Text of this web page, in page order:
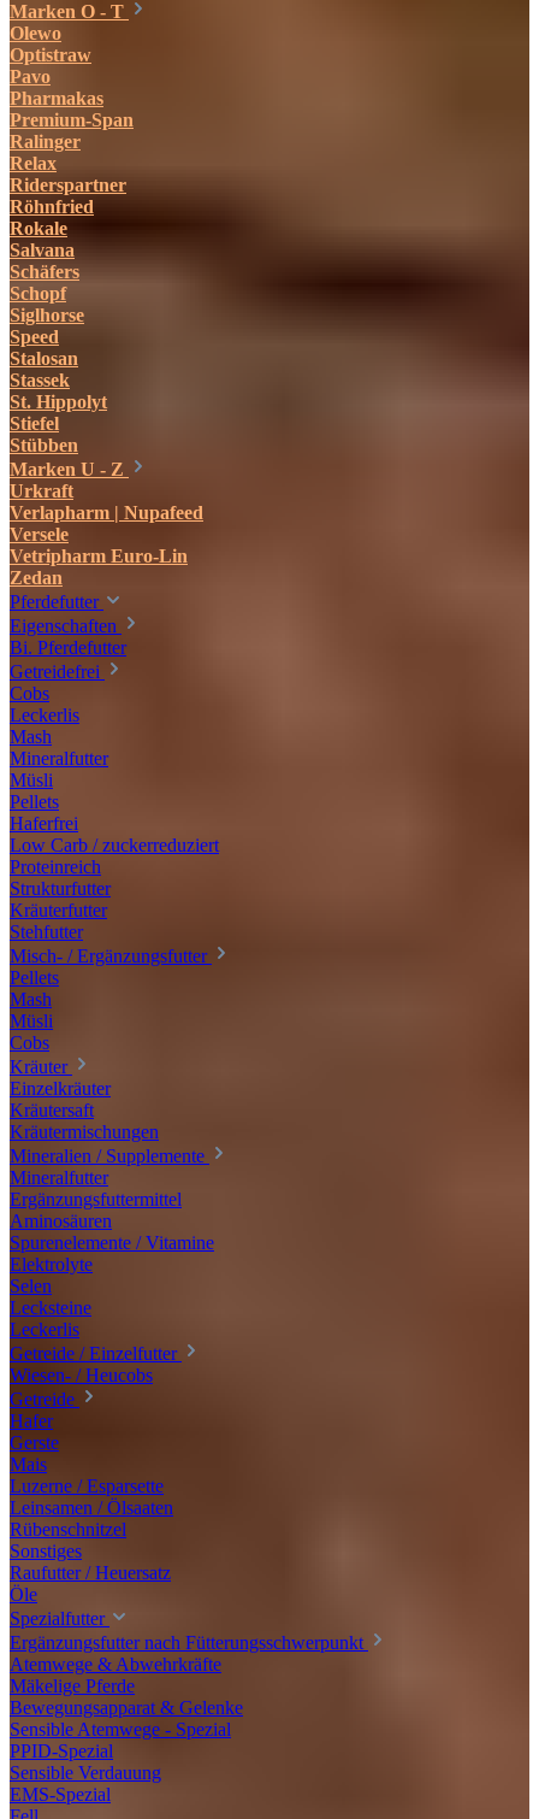
Marken O - T
Olewo
Optistraw
Pavo
Pharmakas
Premium-Span
Ralinger
Relax
Riderspartner
Röhnfried
Rokale
Salvana
Schäfers
Schopf
Siglhorse
Speed
Stalosan
Stassek
St. Hippolyt
Stiefel
Stübben
Marken U - Z
Urkraft
Verlapharm | Nupafeed
Versele
Vetripharm Euro-Lin
Zedan
Pferdefutter
Eigenschaften
Bi. Pferdefutter
Getreidefrei
Cobs
Leckerlis
Mash
Mineralfutter
Müsli
Pellets
Haferfrei
Low Carb / zuckerreduziert
Proteinreich
Strukturfutter
Kräuterfutter
Stehfutter
Misch- / Ergänzungsfutter
Pellets
Mash
Müsli
Cobs
Kräuter
Einzelkräuter
Kräutersaft
Kräutermischungen
Mineralien / Supplemente
Mineralfutter
Ergänzungsfuttermittel
Aminosäuren
Spurenelemente / Vitamine
Elektrolyte
Selen
Lecksteine
Leckerlis
Getreide / Einzelfutter
Wiesen- / Heucobs
Getreide
Hafer
Gerste
Mais
Luzerne / Esparsette
Leinsamen / Ölsaaten
Rübenschnitzel
Sonstiges
Raufutter / Heuersatz
Öle
Spezialfutter
Ergänzungsfutter nach Fütterungsschwerpunkt
Atemwege & Abwehrkräfte
Mäkelige Pferde
Bewegungsapparat & Gelenke
Sensible Atemwege - Spezial
PPID-Spezial
Sensible Verdauung
EMS-Spezial